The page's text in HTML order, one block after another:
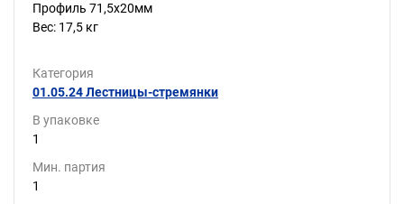
Профиль 71,5х20мм
Вес: 17,5 кг
Категория
01.05.24 Лестницы-стремянки
В упаковке
1
Мин. партия
1